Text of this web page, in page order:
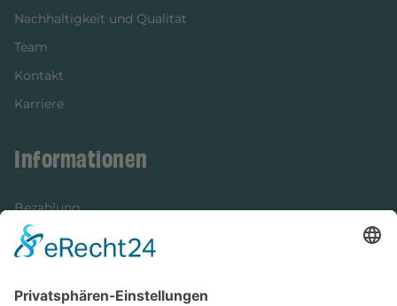
Nachhaltigkeit und Qualität
Team
Kontakt
Karriere
Informationen
Bezahlung
Newsletter
Versandinformationen